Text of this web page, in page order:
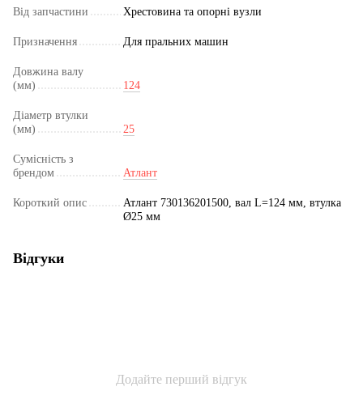
Від запчастини Хрестовина та опорні вузли
Призначення Для пральних машин
Довжина валу
(мм)
124
Діаметр втулки
(мм)
25
Сумісність з
брендом
Атлант
Короткий опис
Атлант 730136201500, вал L=124 мм, втулка
Ø​​​​​​​25 мм
Відгуки
Додайте перший відгук